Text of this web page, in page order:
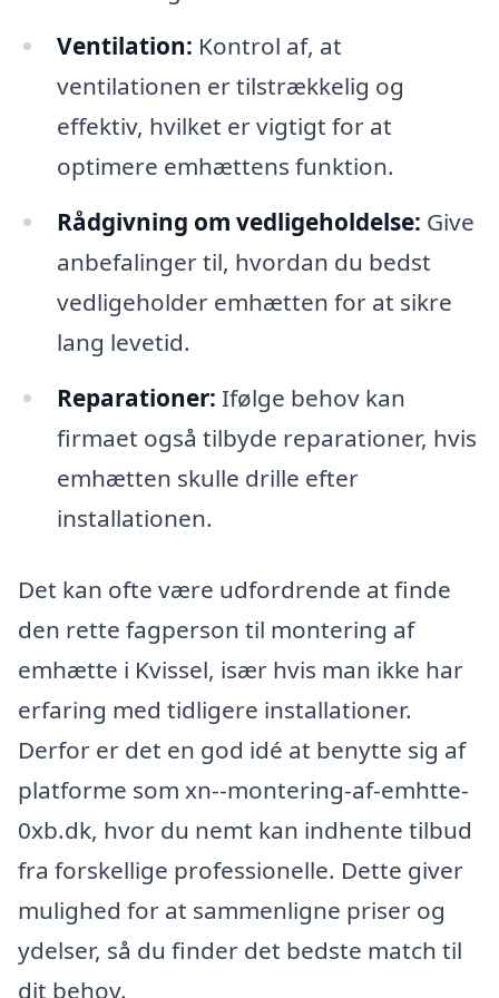
Ventilation: Kontrol af, at
ventilationen er tilstrækkelig og
effektiv, hvilket er vigtigt for at
optimere emhættens funktion.
Rådgivning om vedligeholdelse: Give
anbefalinger til, hvordan du bedst
vedligeholder emhætten for at sikre
lang levetid.
Reparationer: Ifølge behov kan
firmaet også tilbyde reparationer, hvis
emhætten skulle drille efter
installationen.
Det kan ofte være udfordrende at finde
den rette fagperson til montering af
emhætte i Kvissel, især hvis man ikke har
erfaring med tidligere installationer.
Derfor er det en god idé at benytte sig af
platforme som xn--montering-af-emhtte-
0xb.dk, hvor du nemt kan indhente tilbud
fra forskellige professionelle. Dette giver
mulighed for at sammenligne priser og
ydelser, så du finder det bedste match til
dit behov.